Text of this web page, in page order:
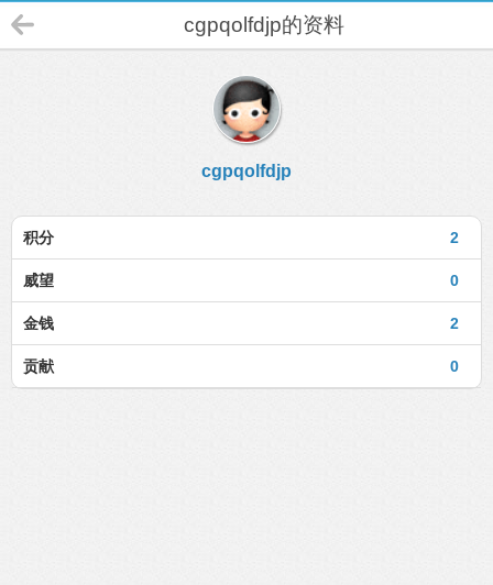
cgpqolfdjp的资料
cgpqolfdjp
2
积分
0
威望
2
金钱
0
贡献